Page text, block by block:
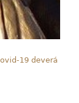
19 deverá